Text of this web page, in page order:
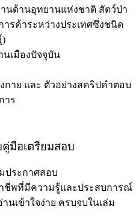
านด้านอุทยานแห่งชาติ สัตว์ป่า
รค้าระหว่างประเทศซึ่งชนิด
)
เมืองปัจจุบัน
กาย และ ตัวอย่างสคริปคำตอบ
าร
คู่มือเตรียมสอบ
ประกาศสอบ
ชีพที่มีความรู้และประสบการณ์
นเข้าใจง่าย ครบจบในเล่ม